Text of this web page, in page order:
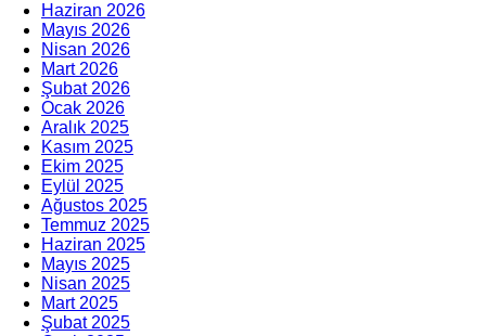
Haziran 2026
Mayıs 2026
Nisan 2026
Mart 2026
Şubat 2026
Ocak 2026
Aralık 2025
Kasım 2025
Ekim 2025
Eylül 2025
Ağustos 2025
Temmuz 2025
Haziran 2025
Mayıs 2025
Nisan 2025
Mart 2025
Şubat 2025